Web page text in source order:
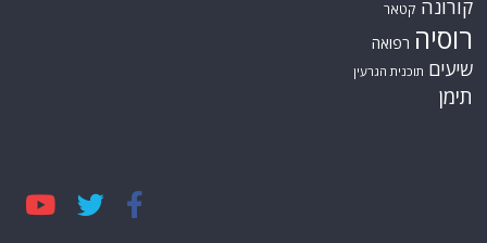
קורונה קטאר
רוסיה רפואה
שיעים תוכנית הגרעין
תימן